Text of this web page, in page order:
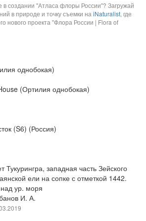
в создании "Атласа флоры России"? Загружай
в природе и точку съемки на iNaturalist, где
нового проекта "Флора России | Flora of
однобокая)
(Ортилия однобокая)
(S6) (Россия)
Тукурингра, западная часть Зейского
ели на сопке с отметкой 1442.
ур. моря
И. А.